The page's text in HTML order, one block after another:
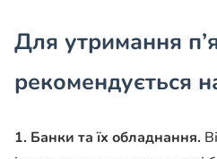
Для утримання
рекомендується
1. Банки та їх обладнання.